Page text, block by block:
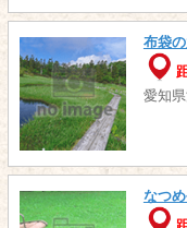
布袋
愛知
なつめ